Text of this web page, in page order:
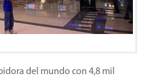
del mundo con 4,8 mil